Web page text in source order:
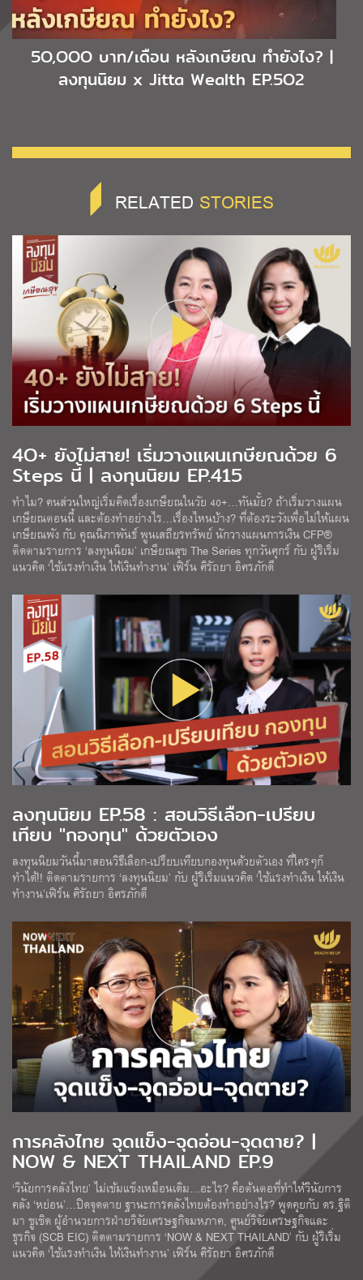
5O,OOO บาท/เดือน หลังเกษียณ ทำยังไง? |
ลงทุนนิยม x Jitta Wealth EP.5O2
RELATED STORIES
4O+ ยังไม่สาย! เริ่มวางแผนเกษียณด้วย 6
Steps นี้ | ลงทุนนิยม EP.415
ทำไม? คนส่วนใหญ่เริ่มคิดเรื่องเกษียณในวัย 40+…ทันมั้ย? ถ้าเริ่มวางแผน
เกษียณตอนนี้ และต้องทำอย่างไร…เรื่องไหนบ้าง? ที่ต้องระวังเพื่อไม่ให้แผน
เกษียณพัง กับ คุณนิภาพันธ์ พูนเสถียรทรัพย์ นักวางแผนการเงิน CFP®
ติดตามรายการ ‘ลงทุนนิยม’ เกษียณสุข The Series ทุกวันศุกร์ กับ ผู้ริเริ่ม
แนวคิด ‘ใช้แรงทำเงิน ให้เงินทำงาน’ เฟิร์น ศิรัถยา อิศรภักดี
ลงทุนนิยม EP.58 : สอนวิธีเลือก-เปรียบ
เทียบ "กองทุน" ด้วยตัวเอง
ลงทุนนิยมวันนี้มาสอนวิธีเลือก-เปรียบเทียบกองทุนด้วยตัวเอง ที่ใครๆก็
ทำได้!! ติดตามรายการ ‘ลงทุนนิยม’ กับ ผู้ริเริ่มแนวคิด ‘ใช้แรงทำเงิน ให้เงิน
ทำงาน’เฟิร์น ศิรัถยา อิศรภักดี
การคลังไทย จุดแข็ง-จุดอ่อน-จุดตาย? |
NOW & NEXT THAILAND EP.9
‘วินัยการคลังไทย’ ไม่เข้มแข็งเหมือนเดิม…อะไร? คือต้นตอที่ทำให้วินัยการ
คลัง ‘หย่อน’…ปิดจุดตาย ฐานะการคลังไทยต้องทำอย่างไร? พูดคุยกับ ดร.ฐิติ
มา ชูเชิด ผู้อำนวยการฝ่ายวิจัยเศรษฐกิจมหภาค, ศูนย์วิจัยเศรษฐกิจและ
ธุรกิจ (SCB EIC) ติดตามรายการ ‘NOW & NEXT THAILAND’ กับ ผู้ริเริ่ม
แนวคิด ‘ใช้แรงทำเงิน ให้เงินทำงาน’ เฟิร์น ศิรัถยา อิศรภักดี